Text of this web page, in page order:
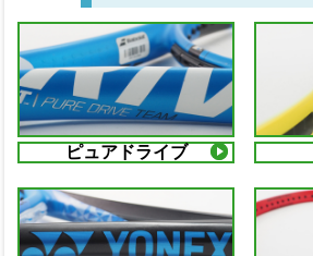
ピュアドライブ